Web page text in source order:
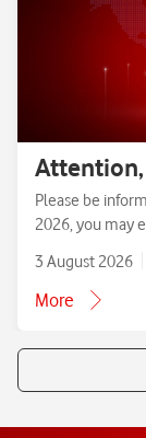
Please be
2026, you may
3 August 2026
More